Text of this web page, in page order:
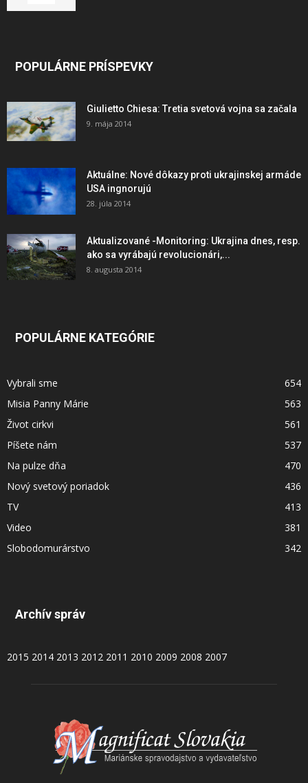
POPULÁRNE PRÍSPEVKY
Giulietto Chiesa: Tretia svetová vojna sa začala
9. mája 2014
Aktuálne: Nové dôkazy proti ukrajinskej armáde
USA ingnorujú
28. júla 2014
Aktualizované -Monitoring: Ukrajina dnes, resp.
ako sa vyrábajú revolucionári,...
8. augusta 2014
POPULÁRNE KATEGÓRIE
Vybrali sme
654
Misia Panny Márie
563
Život cirkvi
561
Píšete nám
537
Na pulze dňa
470
Nový svetový poriadok
436
TV
413
Video
381
Slobodomurárstvo
342
Archív správ
2015 2014 2013 2012 2011 2010 2009 2008 2007